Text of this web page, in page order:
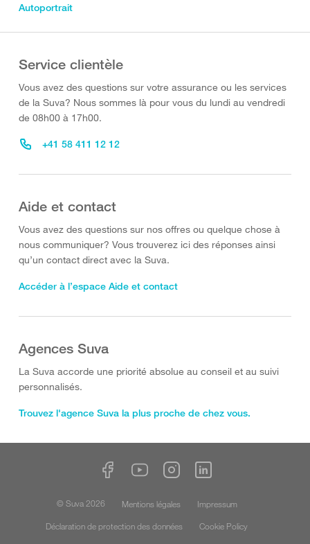
Autoportrait
Service clientèle
Vous avez des questions sur votre assurance ou les services
de la Suva? Nous sommes là pour vous du lundi au vendredi
de 08h00 à 17h00.
+41 58 411 12 12
Aide et contact
Vous avez des questions sur nos offres ou quelque chose à
nous communiquer? Vous trouverez ici des réponses ainsi
qu’un contact direct avec la Suva.
Accéder à l’espace Aide et contact
Agences Suva
La Suva accorde une priorité absolue au conseil et au suivi
personnalisés.
Trouvez l'agence Suva la plus proche de chez vous.
© Suva 2026 Mentions légales
Impressum
Déclaration de protection des données
Cookie Policy